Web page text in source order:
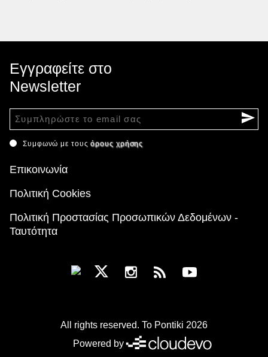
Εγγραφείτε στο
Newsletter
Συμφωνώ με τουςόρους χρήσης
Επικοινωνία
Πολιτική Cookies
Πολιτική Προστασίας Προσωπικών Δεδομένων -
Ταυτότητα
All rights reserved. To Pontiki 2026
Powered by